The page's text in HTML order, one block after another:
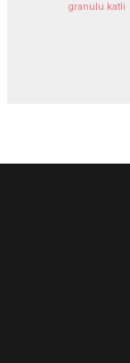
granulu katli